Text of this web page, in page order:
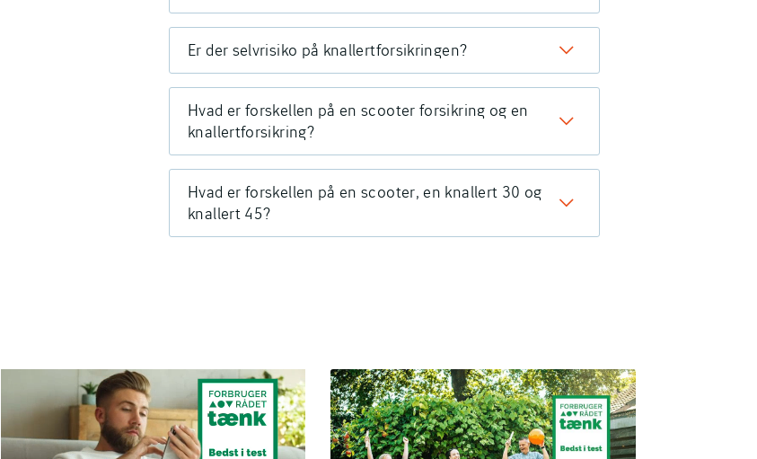
Er der selvrisiko på knallertforsikringen?
Hvad er forskellen på en scooter forsikring og en
knallertforsikring?
Hvad er forskellen på en scooter, en knallert 30 og
knallert 45?